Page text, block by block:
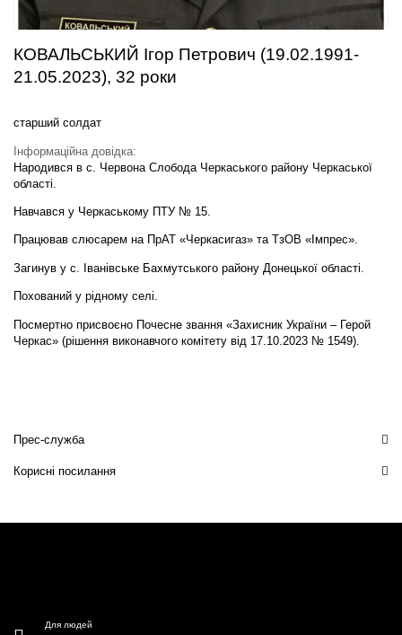
КОВАЛЬСЬКИЙ Ігор Петрович (19.02.1991-
21.05.2023), 32 роки
старший солдат
Інформаційна довідка:
Народився в с. Червона Слобода Черкаського району Черкаської
області.
Навчався у Черкаському ПТУ № 15.
Працював слюсарем на ПрАТ «Черкасигаз» та ТзОВ «Імпрес».
Загинув у с. Іванівське Бахмутського району Донецької області.
Похований у рідному селі.
Посмертно присвоєно Почесне звання «Захисник України – Герой
Черкас» (рішення виконавчого комітету від 17.10.2023 № 1549).
Прес-служба
Корисні посилання
Для людей